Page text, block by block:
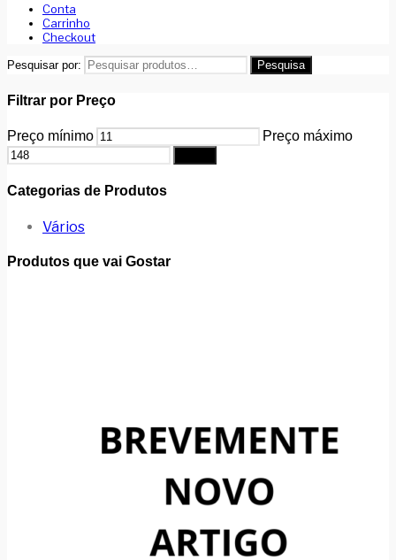
Conta
Carrinho
Checkout
Pesquisar por: Pesquisa
Filtrar por Preço
Preço mínimo Preço máximo
Categorias de Produtos
Vários
Produtos que vai Gostar